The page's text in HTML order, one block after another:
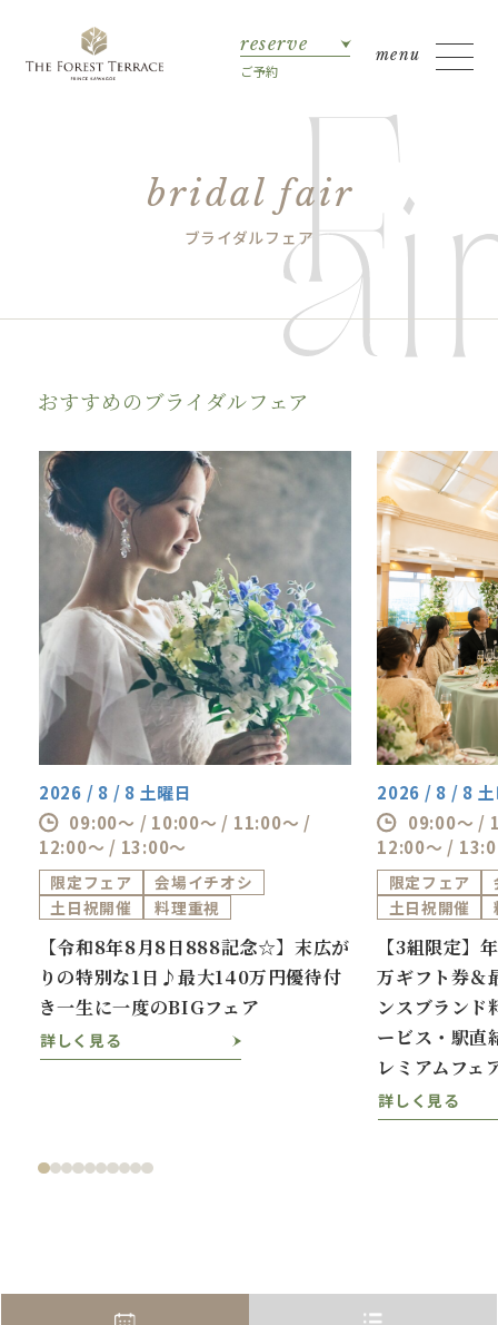
reserve
ご予約
bridal fair
ブライダルフェア
おすすめのブライダルフェア
2026 / 8 / 8 土曜日
09:00～ / 10:00～ / 11:00～ /
12:00～ / 13:00～
限定フェア
会場イチオシ
土日祝開催
料理重視
【令和8年8月8日888記念☆】末広が
りの特別な1日♪最大140万円優待付
き一生に一度のBIGフェア
詳しく見る
2026 / 8 / 8
09:00～ /
12:00～ /
限定フェア
土日祝開催
【3組限定】
万ギフト券＆
ンスブランド
ービス・駅
レミアムフェ
詳しく見る